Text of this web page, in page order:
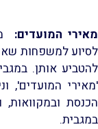
מאירי המועדים:
לסיוע למשפחות
להטביע אותן.
'מאירי המועדים',
הכנסת
במגבית.